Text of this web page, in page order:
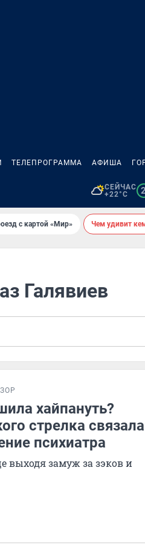
ТЕЛЕПРОГРАММА АФИША
СЕЙЧАС
+22°C
2
с картой «Мир» Чем удивит
Галявиев
хайпануть?
стрелка связала
психиатра
выходя замуж за зэков и